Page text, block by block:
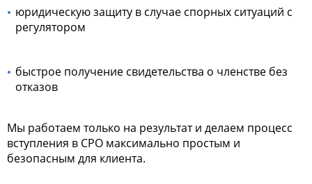
юридическую защиту в случае спорных ситуаций с
регулятором
быстрое получение свидетельства о членстве без
отказов
Мы работаем только на результат и делаем процесс
вступления в СРО максимально простым и
безопасным для клиента.